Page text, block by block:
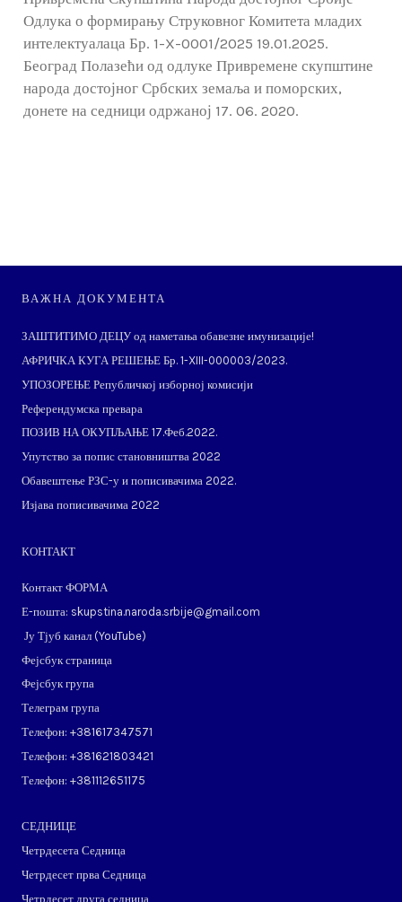
Одлука о формирању Струковног Комитета младих
интелектуалаца Бр. 1-X-0001/2025 19.01.2025.
Београд Полазећи од одлуке Привремене скупштине
народа достојног Србских земаља и поморских,
донете на седници одржаној 17. 06. 2020.
ВАЖНА ДОКУМЕНТА
ЗАШТИТИМО ДЕЦУ од наметања обавезне имунизације!
АФРИЧКА КУГА РЕШЕЊЕ Бр. 1-XIII-000003/2023.
УПОЗОРЕЊЕ Републичкој изборној комисији
Референдумска превара
ПОЗИВ НА ОКУПЉАЊЕ 17.Феб.2022.
Упутство за попис становништва 2022
Обавештење РЗС-у и пописивачима 2022.
Изјава пописивачима 2022
КОНТАКТ
Контакт ФОРМА
Е-пошта: skupstina.naroda.srbije@gmail.com
Ју Тјуб канал (YouTube)
Фејсбук страница
Фејсбук група
Телеграм група
Телефон: ​+381617347571
Телефон: ​+381621803421
Телефон: ​+381112651175
СЕДНИЦЕ
Четрдесета Седница
Четрдесет прва Седница
Четрдесет друга седница